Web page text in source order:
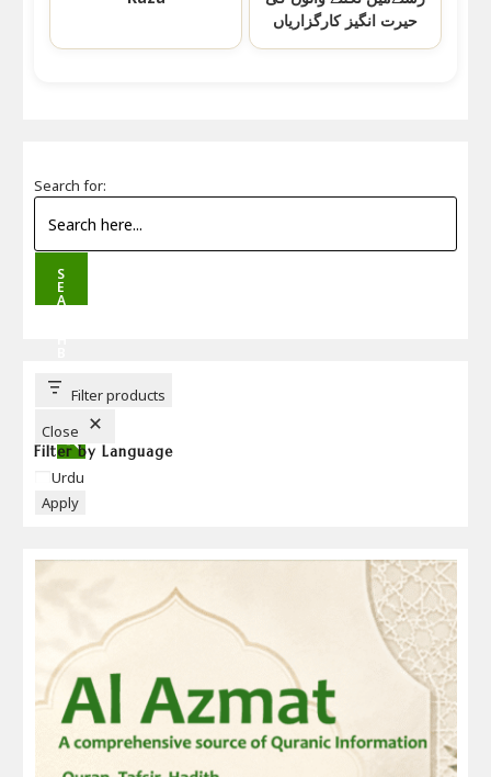
حیرت انگیز کارگزاریاں
Search for:
S
E
A
T
T
Filter products
Close
Filter by Language
Language
Urdu
Apply